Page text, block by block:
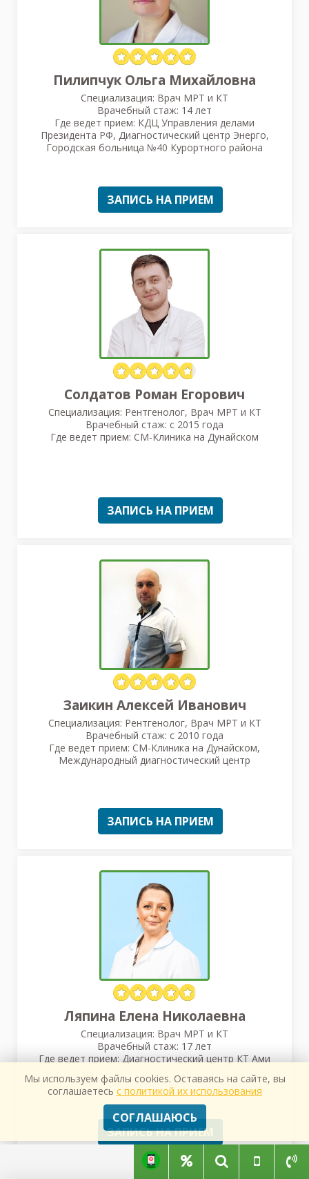
Пилипчук Ольга Михайловна
Специализация: Врач МРТ и КТ
Врачебный стаж: 14 лет
Где ведет прием: КДЦ Управления делами
Президента РФ, Диагностический центр Энерго,
Городская больница №40 Курортного района
ЗАПИСЬ НА ПРИЕМ
Солдатов Роман Егорович
Специализация: Рентгенолог, Врач МРТ и КТ
Врачебный стаж: с 2015 года
Где ведет прием: СМ-Клиника на Дунайском
ЗАПИСЬ НА ПРИЕМ
Заикин Алексей Иванович
Специализация: Рентгенолог, Врач МРТ и КТ
Врачебный стаж: с 2010 года
Где ведет прием: СМ-Клиника на Дунайском,
Международный диагностический центр
ЗАПИСЬ НА ПРИЕМ
Ляпина Елена Николаевна
Специализация: Врач МРТ и КТ
Врачебный стаж: 17 лет
Где ведет прием: Диагностический центр КТ Ами
ЗАПИСЬ НА ПРИЕМ
Мы используем файлы cookies. Оставаясь на сайте, вы
соглашаетесь с политикой их использования
СОГЛАШАЮСЬ